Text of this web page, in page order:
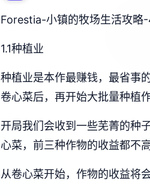
Forestia-小镇的牧场生活攻略
1.1种植业
种植业是本作最赚钱，最省事
卷心菜后，再开始大批量种植作
开局我们会收到一些芜菁的种
心菜，前三种作物的收益都不
从卷心菜开始，作物的收益将